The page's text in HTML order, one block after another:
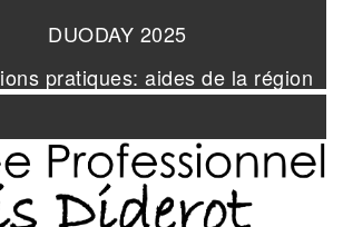
pratiques: aides de la région
Mangabul 2026